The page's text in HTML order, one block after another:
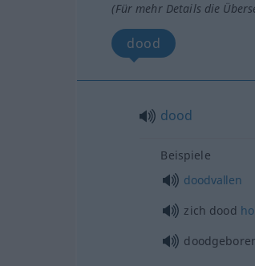
(Für mehr Details die
dood
dood
Beispiele
doodvallen
zich dood